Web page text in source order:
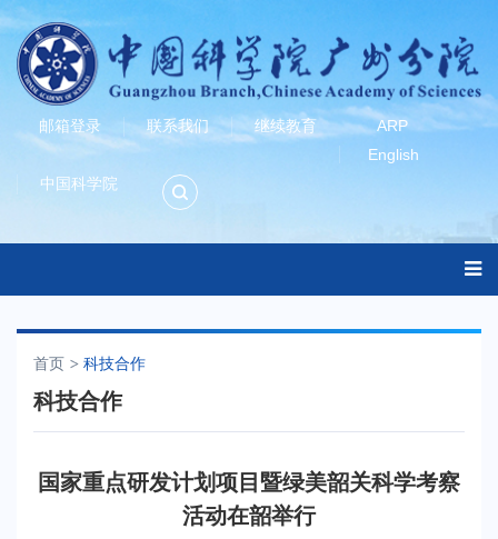
邮箱登录 联系我们 继续教育
ARP
English
中国科学院
首页 科技合作
科技合作
国家重点研发计划项目暨绿美韶关科学考察
活动在韶举行